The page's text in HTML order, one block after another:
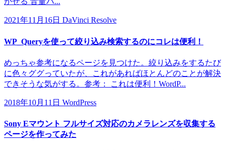
2021年11月16日 DaVinci Resolve
WP_Queryを使って絞り込み検索するのにコレは便利！
めっちゃ参考になるページを見つけた。絞り込みをするたび
に色々ググっていたが、これがあればほとんどのことが解決
できそうな気がする。参考： これは便利！WordP...
2018年10月11日 WordPress
Sony Eマウント フルサイズ対応のカメラレンズを収集する
ページを作ってみた